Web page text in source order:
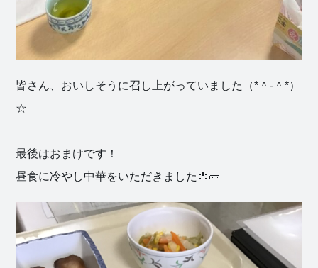
皆さん、おいしそうに召し上がっていました（*＾-＾*）
☆
最後はおまけです！
昼食に冷やし中華をいただきました🍅🥒